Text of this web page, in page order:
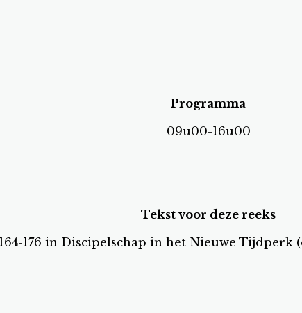
Programma
09u00-16u00
Tekst voor deze reeks
176 in Discipelschap in het Nieuwe Tijdperk